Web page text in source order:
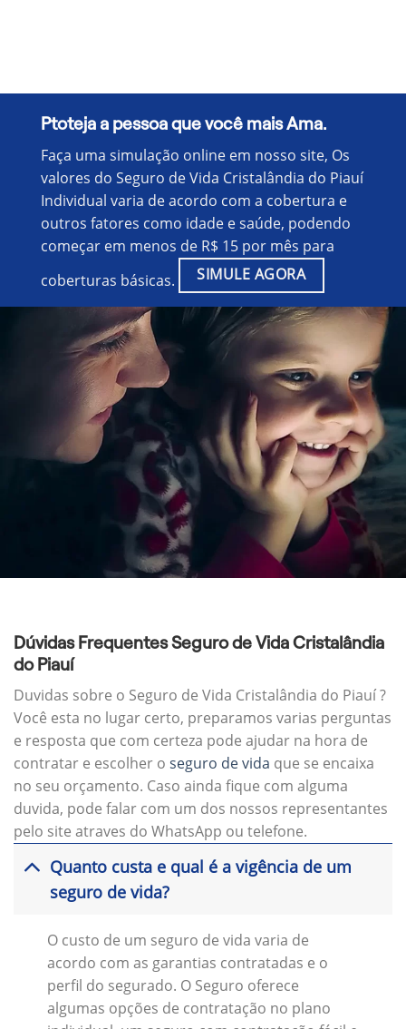
Ptoteja a pessoa que você mais Ama.
Faça uma simulação online em nosso site, Os
valores do Seguro de Vida Cristalândia do Piauí
Individual varia de acordo com a cobertura e
outros fatores como idade e saúde, podendo
começar em menos de R$ 15 por mês para
coberturas básicas.
SIMULE AGORA
Dúvidas Frequentes Seguro de Vida Cristalândia
do Piauí
Duvidas sobre o Seguro de Vida Cristalândia do Piauí ?
Você esta no lugar certo, preparamos varias perguntas
e resposta que com certeza pode ajudar na hora de
contratar e escolher o seguro de vida que se encaixa
no seu orçamento. Caso ainda fique com alguma
duvida, pode falar com um dos nossos representantes
pelo site atraves do WhatsApp ou telefone.
Quanto custa e qual é a vigência de um
seguro de vida?
O custo de um seguro de vida varia de
acordo com as garantias contratadas e o
perfil do segurado. O Seguro oferece
algumas opções de contratação no plano